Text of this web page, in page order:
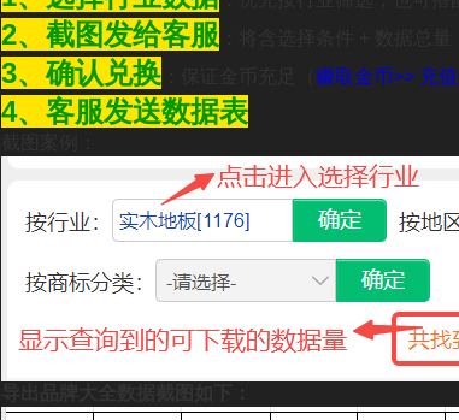
2、截图发给客服
3、确认兑换 赚取金币>> 充
4、客服发送数据表